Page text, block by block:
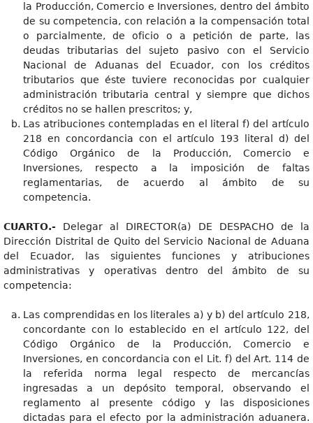
la Producción, Comercio e Inversiones, dentro del ámbito
de su competencia, con relación a la compensación total
o parcialmente, de oficio o a petición de parte, las
deudas tributarias del sujeto pasivo con el Servicio
Nacional de Aduanas del Ecuador, con los créditos
tributarios que éste tuviere reconocidas por cualquier
administración tributaria central y siempre que dichos
créditos no se hallen prescritos; y,
Las atribuciones contempladas en el literal f) del artículo
218 en concordancia con el artículo 193 literal d) del
Código Orgánico de la Producción, Comercio e
Inversiones, respecto a la imposición de faltas
reglamentarias, de acuerdo al ámbito de su
competencia.
CUARTO.- Delegar al DIRECTOR(a) DE DESPACHO de la
Dirección Distrital de Quito del Servicio Nacional de Aduana
del Ecuador, las siguientes funciones y atribuciones
administrativas y operativas dentro del ámbito de su
competencia:
Las comprendidas en los literales a) y b) del artículo 218,
concordante con lo establecido en el artículo 122, del
Código Orgánico de la Producción, Comercio e
Inversiones, en concordancia con el Lit. f) del Art. 114 de
la referida norma legal respecto de mercancías
ingresadas a un depósito temporal, observando el
reglamento al presente código y las disposiciones
dictadas para el efecto por la administración aduanera.